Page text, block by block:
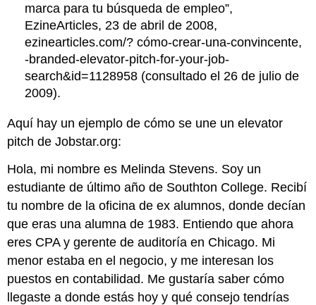
marca para tu búsqueda de empleo”,
EzineArticles, 23 de abril de 2008,
ezinearticles.com/? cómo-crear-una-convincente,
-branded-elevator-pitch-for-your-job-
search&id=1128958 (consultado el 26 de julio de
2009).
Aquí hay un ejemplo de cómo se une un elevator
pitch de Jobstar.org:
Hola, mi nombre es Melinda Stevens. Soy un
estudiante de último año de Southton College. Recibí
tu nombre de la oficina de ex alumnos, donde decían
que eras una alumna de 1983. Entiendo que ahora
eres CPA y gerente de auditoría en Chicago. Mi
menor estaba en el negocio, y me interesan los
puestos en contabilidad. Me gustaría saber cómo
llegaste a donde estás hoy y qué consejo tendrías